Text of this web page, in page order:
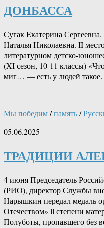
ДОНБАССА
Сугак Екатерина
Наталья Николаевна. II
литературном детско-
(XI сезон, 10-11 классы)
миг… — есть у людей
Мы победим/память/
05.06.2025
ТРАДИЦИИ
4 июня Председатель
(РИО), директор Службы
Нарышкин передал медаль
Отечеством» ll степени
Полуботы, пропавшего без